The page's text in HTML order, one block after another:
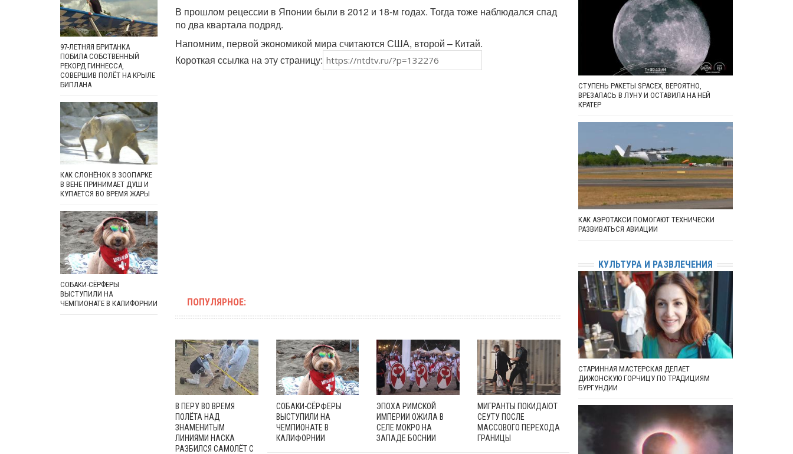
В прошлом рецессии в Японии были в 2012 и 18-м годах. Тогда тоже наблюдался спад
по два квартала подряд.
Напомним, первой экономикой мира считаются США, второй – Китай.
Короткая ссылка на эту страницу:
ПОПУЛЯРНОЕ:
В ПЕРУ ВО ВРЕМЯ
ПОЛЁТА НАД
ЗНАМЕНИТЫМ
ЛИНИЯМИ НАСКА
РАЗБИЛСЯ САМОЛЁТ С
СОБАКИ-СЁРФЕРЫ
ВЫСТУПИЛИ НА
ЧЕМПИОНАТЕ В
КАЛИФОРНИИ
ЭПОХА РИМСКОЙ
ИМПЕРИИ ОЖИЛА В
СЕЛЕ МОКРО НА
ЗАПАДЕ БОСНИИ
МИГРАНТЫ ПОКИДАЮТ
СЕУТУ ПОСЛЕ
МАССОВОГО ПЕРЕХОДА
ГРАНИЦЫ
97-ЛЕТНЯЯ БРИТАНКА
ПОБИЛА СОБСТВЕННЫЙ
РЕКОРД ГИННЕССА,
СОВЕРШИВ ПОЛЁТ НА КРЫЛЕ
БИПЛАНА
КАК СЛОНЁНОК В ЗООПАРКЕ
В ВЕНЕ ПРИНИМАЕТ ДУШ И
КУПАЕТСЯ ВО ВРЕМЯ ЖАРЫ
СОБАКИ-СЁРФЕРЫ
ВЫСТУПИЛИ НА
ЧЕМПИОНАТЕ В КАЛИФОРНИИ
СТУПЕНЬ РАКЕТЫ SPACEX, ВЕРОЯТНО,
ВРЕЗАЛАСЬ В ЛУНУ И ОСТАВИЛА НА НЕЙ
КРАТЕР
КАК АЭРОТАКСИ ПОМОГАЮТ ТЕХНИЧЕСКИ
РАЗВИВАТЬСЯ АВИАЦИИ
КУЛЬТУРА И РАЗВЛЕЧЕНИЯ
СТАРИННАЯ МАСТЕРСКАЯ ДЕЛАЕТ
ДИЖОНСКУЮ ГОРЧИЦУ ПО ТРАДИЦИЯМ
БУРГУНДИИ